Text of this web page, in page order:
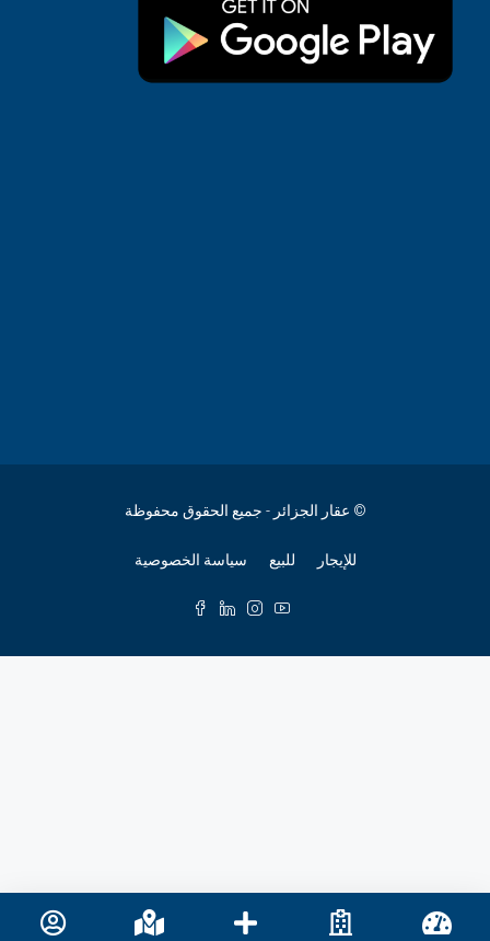
© عقار الجزائر - جميع الحقوق محفوظة
للإيجار للبيع سياسة الخصوصية